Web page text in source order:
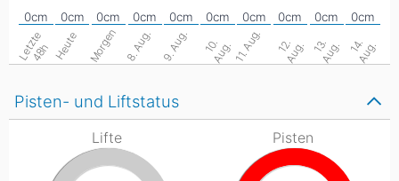
L
e
t
z
t
e
4
8
h Heute Morgen 8. Aug. 9. Aug. 10
.
A
u
g. 11. Aug. 12
.
A
u
g. 13
.
A
u
g. 14
.
A
u
g.
Pisten- und Liftstatus
Lifte Pisten